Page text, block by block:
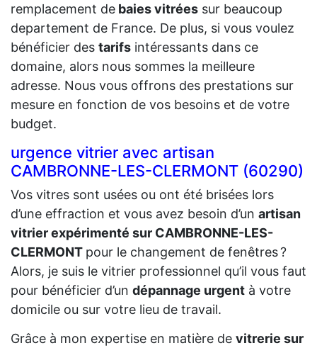
remplacement de baies vitrées sur beaucoup
departement de France. De plus, si vous voulez
bénéficier des tarifs intéressants dans ce
domaine, alors nous sommes la meilleure
adresse. Nous vous offrons des prestations sur
mesure en fonction de vos besoins et de votre
budget.
urgence vitrier avec artisan
CAMBRONNE-LES-CLERMONT (60290)
Vos vitres sont usées ou ont été brisées lors
d’une effraction et vous avez besoin d’un artisan
vitrier expérimenté sur CAMBRONNE-LES-
CLERMONT pour le changement de fenêtres ?
Alors, je suis le vitrier professionnel qu’il vous faut
pour bénéficier d’un dépannage urgent à votre
domicile ou sur votre lieu de travail.
Grâce à mon expertise en matière de vitrerie sur